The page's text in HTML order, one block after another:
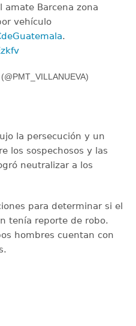
amate Barcena zona
vehículo
.
la persecución y un
los sospechosos y las
neutralizar a los
para determinar si el
tenía reporte de robo.
hombres cuentan con